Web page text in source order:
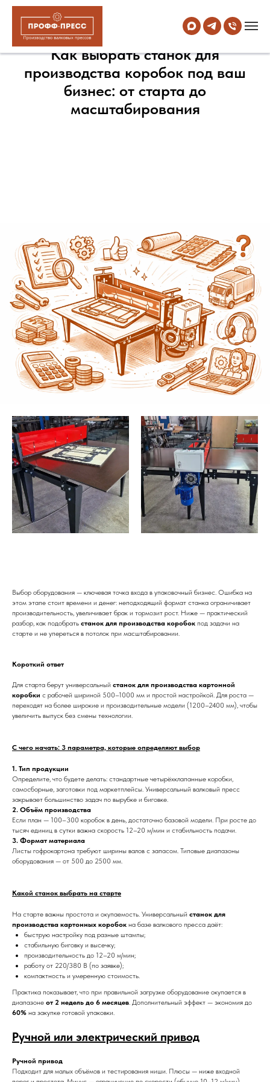
Как выбрать станок для
производства коробок под ваш
бизнес: от старта до
масштабирования
Выбор оборудования — ключевая точка входа в упаковочный бизнес. Ошибка на
этом этапе стоит времени и денег: неподходящий формат станка ограничивает
производительность, увеличивает брак и тормозит рост. Ниже — практический
разбор, как подобрать станок для производства коробок под задачи на
старте и не упереться в потолок при масштабировании.
Короткий ответ
Для старта берут универсальный станок для производства картонной
коробки с рабочей шириной 500–1000 мм и простой настройкой. Для роста —
переходят на более широкие и производительные модели (1200–2400 мм), чтобы
увеличить выпуск без смены технологии.
С чего начать: 3 параметра, которые определяют выбор
1. Тип продукции
Определите, что будете делать: стандартные четырёхклапанные коробки,
самосборные, заготовки под маркетплейсы. Универсальный валковый пресс
закрывает большинство задач по вырубке и биговке.
2. Объём производства
Если план — 100–300 коробок в день, достаточно базовой модели. При росте до
тысяч единиц в сутки важна скорость 12–20 м/мин и стабильность подачи.
3. Формат материала
Листы гофрокартона требуют ширины валов с запасом. Типовые диапазоны
оборудования — от 500 до 2500 мм.
Какой станок выбрать на старте
На старте важны простота и окупаемость. Универсальный станок для
производства картонных коробок на базе валкового пресса даёт:
быструю настройку под разные штампы;
стабильную биговку и высечку;
производительность до 12–20 м/мин;
работу от 220/380 В (по заявке);
компактность и умеренную стоимость.
Практика показывает, что при правильной загрузке оборудование окупается в
диапазоне от 2 недель до 6 месяцев . Дополнительный эффект — экономия до
60% на закупке готовой упаковки.
Ручной или электрический привод
Ручной привод
Подходит для малых объёмов и тестирования ниши. Плюсы — ниже входной